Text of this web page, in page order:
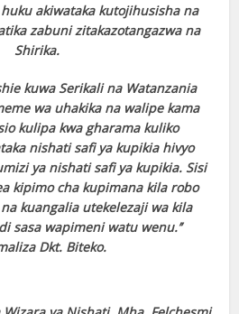
akiwataka kutojihusisha na
zabuni zitakazotangazwa na
Shirika.
kuwa Serikali na Watanzania
wa uhakika na walipe kama
kulipa kwa gharama kuliko
nishati safi ya kupikia hivyo
ya nishati safi ya kupikia. Sisi
kipimo cha kupimana kila robo
kuangalia utekelezaji wa kila
sasa wapimeni watu wenu.’’
Dkt. Biteko.